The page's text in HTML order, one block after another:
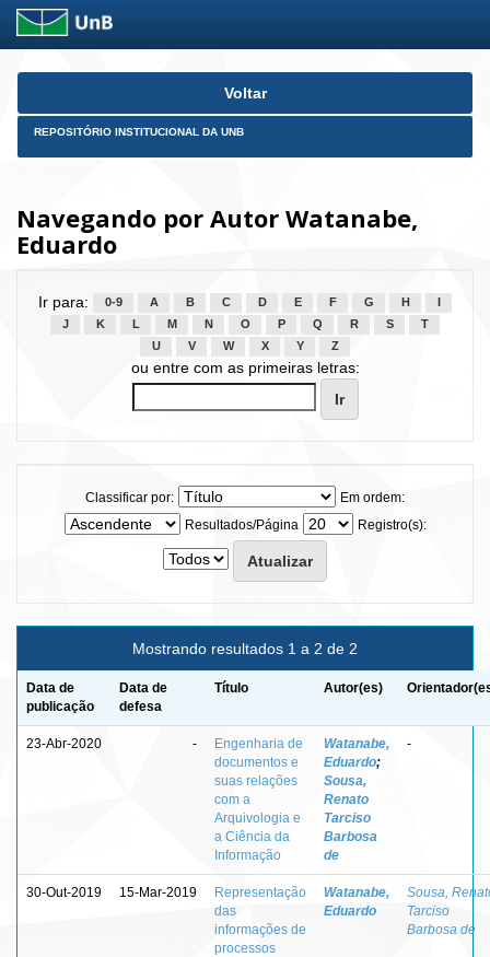
Skip
Voltar
REPOSITÓRIO INSTITUCIONAL DA UNB
Navegando por Autor Watanabe,
Eduardo
Ir para: 0-9 A B C D E F G H
J
K L M N O P Q R S
T
U
V W X Y Z
ou entre com as primeiras letras:
Classificar por:
Em ordem:
Resultados/Página
Registro(s):
Mostrando resultados 1 a 2 de 2
Data de
publicação
Data de
defesa
Título Autor(es)
23-Abr-2020 -
Engenharia de
documentos e
suas relações
com a
Arquivologia e
a Ciência da
Informação
Watanabe,
Eduardo;
Sousa,
Renato
Tarciso
Barbosa
de
-
30-Out-2019 15-Mar-2019
Representação
das
informações de
processos
Watanabe,
Eduardo
Sousa,
Tarciso
Barbosa de